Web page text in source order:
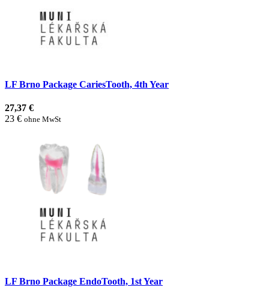
LF Brno Package CariesTooth, 4th Year
27,37 €
23 € ohne MwSt
LF Brno Package EndoTooth, 1st Year